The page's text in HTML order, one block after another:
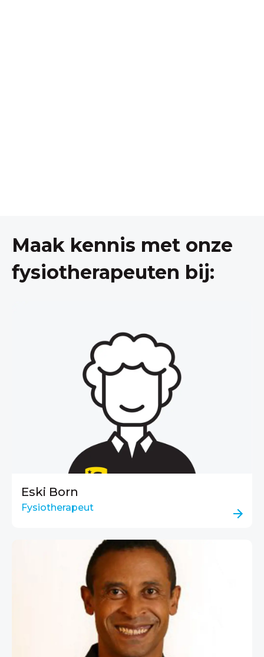
Maak kennis met onze
fysiotherapeuten bij:
Eski Born
Fysiotherapeut